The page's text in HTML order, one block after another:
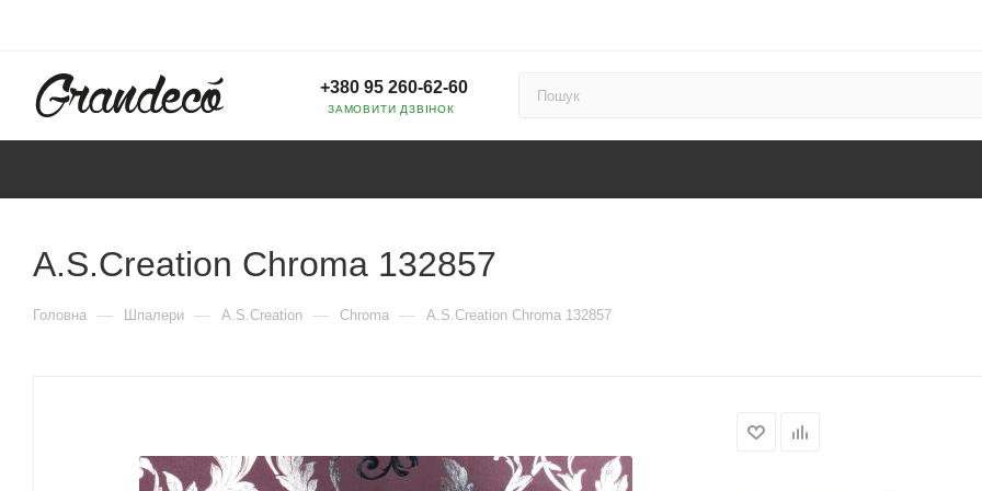
+380 95 260-62-60
ЗАМОВИТИ ДЗВІНОК
A.S.Creation Chroma 132857
Головна — Шпалери — A.S.Creation — Chroma — A.S.Creation Chroma 132857